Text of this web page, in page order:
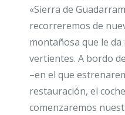
«Sierra de
recorreremos de
montañosa que le
vertientes. A bordo
–en el que
restauración, el
comenzaremos